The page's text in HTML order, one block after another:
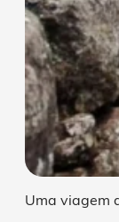
Uma viagem